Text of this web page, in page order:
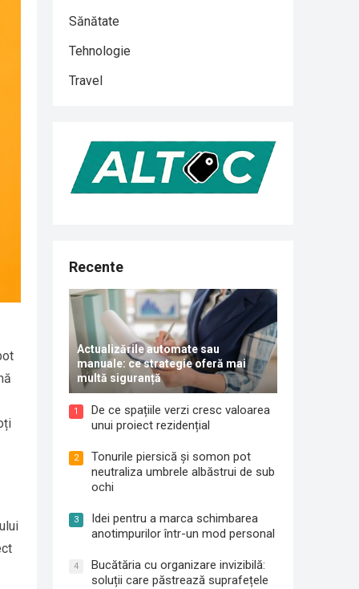
Sănătate
Tehnologie
Travel
Recente
Actualizările automate sau
manuale: ce strategie oferă mai
multă siguranță
1
De ce spațiile verzi cresc valoarea
unui proiect rezidențial
2
Tonurile piersică și somon pot
neutraliza umbrele albăstrui de sub
ochi
3
Idei pentru a marca schimbarea
anotimpurilor într-un mod personal
4
Bucătăria cu organizare invizibilă:
soluții care păstrează suprafețele